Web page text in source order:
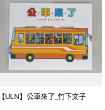
【ULN】公車來了_竹下文子